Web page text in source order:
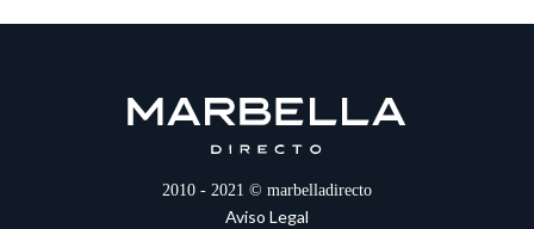
2010 - 2021 © marbelladirecto
Aviso Legal